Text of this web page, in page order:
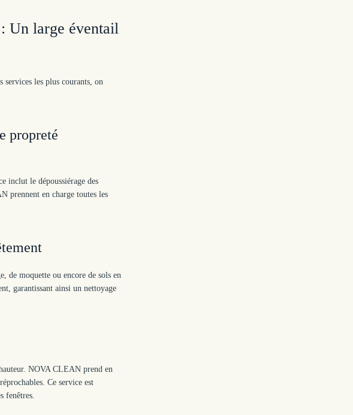
Un large éventail
les plus courants, on
propreté
inclut le dépoussiérage des
prennent en charge toutes les
de moquette ou encore de sols en
garantissant ainsi un nettoyage
NOVA CLEAN prend en
Ce service est
fenêtres.